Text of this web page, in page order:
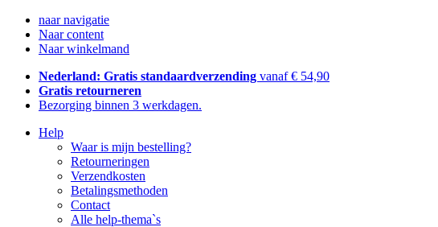
naar navigatie
Naar content
Naar winkelmand
Nederland: Gratis standaardverzending vanaf € 54,90
Gratis retourneren
Bezorging binnen 3 werkdagen.
Help
Waar is mijn bestelling?
Retourneringen
Verzendkosten
Betalingsmethoden
Contact
Alle help-thema`s